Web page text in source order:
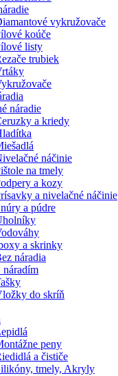
vykružovače
koúče
listy
trubiek
náradie
a kriedy
náčinie
na tmely
a kozy
a nivelačné náčinie
a púdre
a skrinky
náradia
náradím
do skríň
peny
a čističe
tmely, Akryly